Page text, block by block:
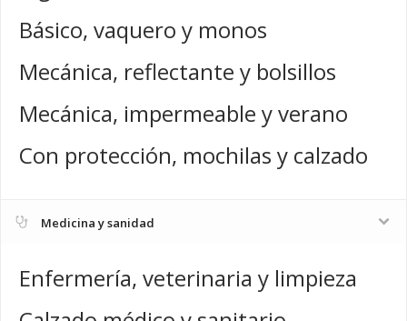
Básico, vaquero y monos
Mecánica, reflectante y bolsillos
Mecánica, impermeable y verano
Con protección, mochilas y calzado
Medicina y sanidad
Enfermería, veterinaria y limpieza